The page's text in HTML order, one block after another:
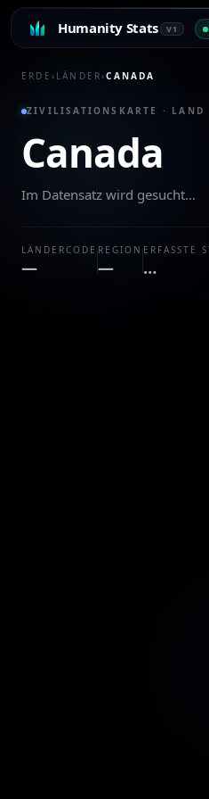
Humanity Stats V1
ERDE › LÄNDER›CANADA
ZIVILISATIONSKARTE · LAND
Canada
Im Datensatz wird gesucht…
LÄNDERCODE
—
REGION
—
ERFASSTE
…